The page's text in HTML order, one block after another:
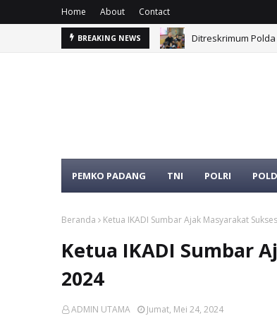
Home About Contact
BREAKING NEWS Ditreskrimum
SELAMAT DATANG DI
PEMKO PADANG TNI POLRI
Beranda Ketua IKADI Sumbar Ajak Masyarakat
Ketua IKADI Sumbar
2024
ADMIN UTAMA Jumat, Mei 24, 2024